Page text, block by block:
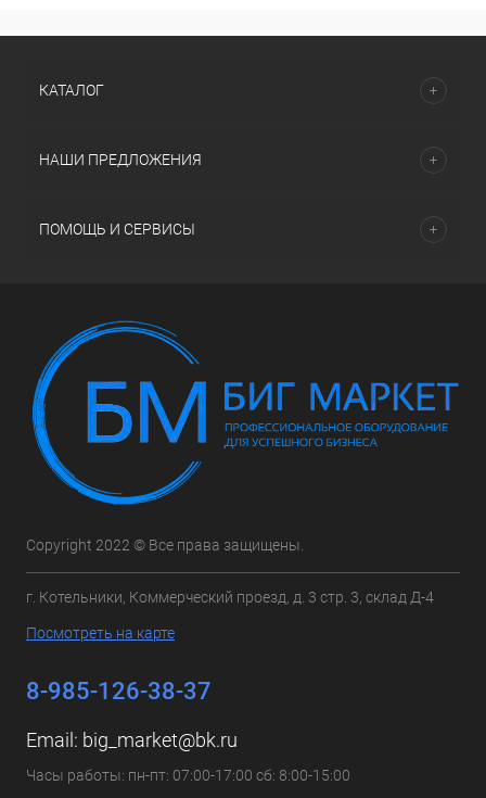
КАТАЛОГ
НАШИ ПРЕДЛОЖЕНИЯ
ПОМОЩЬ И СЕРВИСЫ
Copyright 2022 © Все права защищены.
г. Котельники, Коммерческий проезд, д. 3 стр. 3, склад Д-4
Посмотреть на карте
8-985-126-38-37
Email: big_market@bk.ru
Часы работы: пн-пт: 07:00-17:00 сб: 8:00-15:00